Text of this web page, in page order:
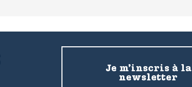
Je m’inscris à la
newsletter